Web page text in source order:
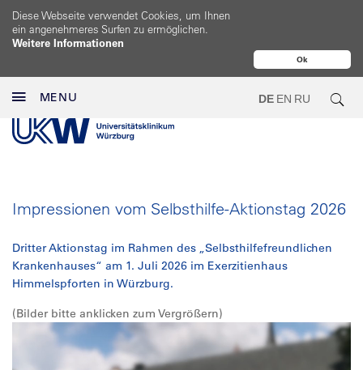
Ok
Diese Webseite verwendet Cookies, um Ihnen
ein angenehmeres Surfen zu ermöglichen.
Weitere Informationen
MENU DE EN RU
Impressionen vom Selbsthilfe-Aktionstag 2026
Dritter Aktionstag im Rahmen des „Selbsthilfefreundlichen
Krankenhauses“ am 1. Juli 2026 im Exerzitienhaus
Himmelspforten in Würzburg.
(Bilder bitte anklicken zum Vergrößern)